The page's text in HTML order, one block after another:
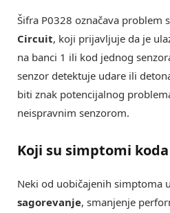
Šifra P0328 označava problem
Circuit, koji prijavljuje da je
na banci 1 ili kod jednog
senzor detektuje udare ili
biti znak potencijalnog
neispravnim senzorom.
Koji su simptomi koda
Neki od uobičajenih simptoma
sagorevanje, smanjenje